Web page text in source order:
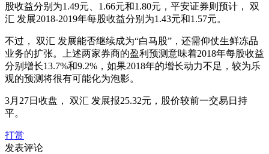
股收益分别为1.49元、1.66元和1.80元，平安证券则预计， 双
汇 发展2018-2019年每股收益分别为1.43元和1.57元。
不过， 双汇 发展能否继续成为“白马股”，还需仰仗生鲜冻品
业务的扩张。上述两家券商的盈利预测意味着2018年每股收益
分别增长13.7%和9.2%，如果2018年的增长动力不足，较为乐
观的预测将很有可能化为泡影。
3月27日收盘， 双汇 发展报25.32元，股价较前一交易日持
平。
打赏
发表评论